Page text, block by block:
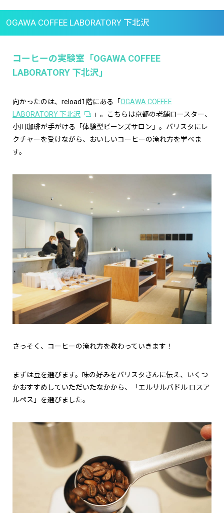
OGAWA COFFEE LABORATORY 下北沢
コーヒーの実験室「OGAWA COFFEE
LABORATORY 下北沢」
向かったのは、reload1階にある「 OGAWA COFFEE
LABORATORY 下北沢
」。こちらは京都の老舗ロースター、
小川珈琲が手がける「体験型ビーンズサロン」。バリスタにレ
クチャーを受けながら、おいしいコーヒーの淹れ方を学べま
す。
さっそく、コーヒーの淹れ方を教わっていきます！
まずは豆を選びます。味の好みをバリスタさんに伝え、いくつ
かおすすめしていただいたなかから、「エルサルバドル ロスア
ルペス」を選びました。